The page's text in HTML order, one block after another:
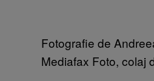
Fotografie de
Mediafax Foto, colaj